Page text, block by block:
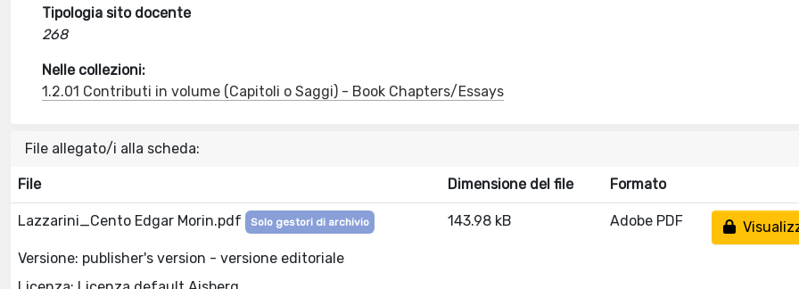
Tipologia sito docente
268
Nelle collezioni:
1.2.01 Contributi in volume (Capitoli o Saggi) - Book Chapters/Essays
File allegato/i alla scheda:
File Dimensione del file Formato
Lazzarini_Cento Edgar Morin.pdf Solo gestori di archivio
Versione: publisher's version - versione editoriale
143.98 kB Adobe PDF